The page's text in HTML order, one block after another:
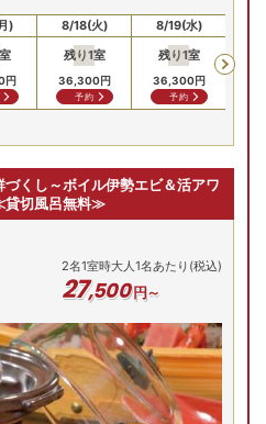
)
室
円
8/18(火)
残り1室
36,300円
予約
8/19(水)
残り1室
36,300円
予約
づくし～ボイル伊勢エビ＆活アワ
貸切風呂無料≫
2名1室時大人1名あたり(税込)
27,500円～